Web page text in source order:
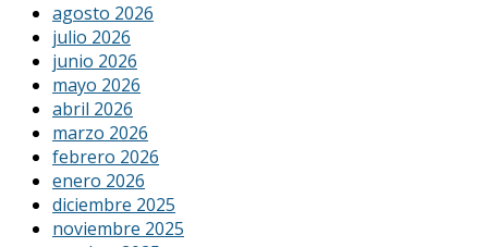
agosto 2026
julio 2026
junio 2026
mayo 2026
abril 2026
marzo 2026
febrero 2026
enero 2026
diciembre 2025
noviembre 2025